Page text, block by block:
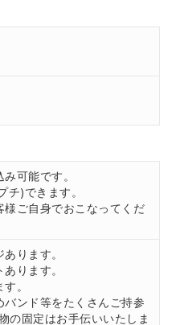
可能です。
チ)できます。
様ご自身でおこなってくだ
ります。
ります。
。
バンド等をたくさんご持参
の固定はお手伝いいたしま